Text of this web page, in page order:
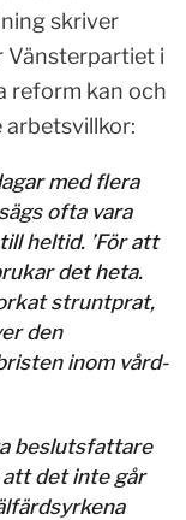
skriver
Vänsterpartiet i
reform kan och
med flera
ofta vara
heltid. ’För att
det heta.
struntprat,
den
inom vård-
beslutsfattare
det inte går